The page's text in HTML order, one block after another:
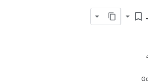
bookmark_border